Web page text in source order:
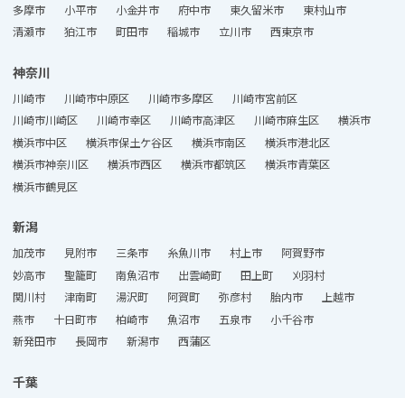
多摩市
小平市 小金井市 府中市 東久留米市
東村山市
清瀬市
狛江市 町田市 稲城市 立川市 西東京市
神奈川
川崎市 川崎市中原区 川崎市多摩区
川崎市宮前区
川崎市川崎区
川崎市幸区 川崎市高津区 川崎市麻生区
横浜市
横浜市中区
横浜市保土ケ谷区 横浜市南区
横浜市港北区
横浜市神奈川区
横浜市西区 横浜市都筑区
横浜市青葉区
横浜市鶴見区
新潟
加茂市 見附市 三条市 糸魚川市 村上市
阿賀野市
妙高市
聖籠町 南魚沼市 出雲崎町 田上町
刈羽村
関川村
津南町 湯沢町 阿賀町 弥彦村 胎内市
上越市
燕市
十日町市 柏崎市 魚沼市 五泉市
小千谷市
新発田市
長岡市 新潟市 西蒲区
千葉